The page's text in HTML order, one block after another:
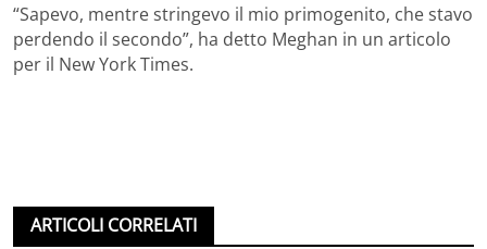
“Sapevo, mentre stringevo il mio primogenito, che stavo
perdendo il secondo”, ha detto Meghan in un articolo
per il New York Times.
ARTICOLI CORRELATI